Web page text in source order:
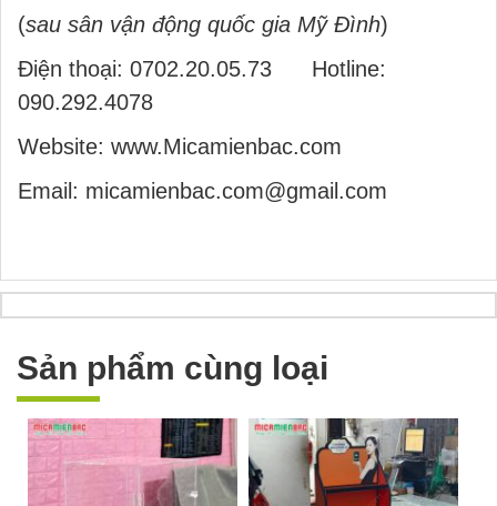
(sau sân vận động quốc gia Mỹ Đình)
Điện thoại: 0702.20.05.73 Hotline:
090.292.4078
Website: www.Micamienbac.com
Email: micamienbac.com@gmail.com
Sản phẩm cùng loại